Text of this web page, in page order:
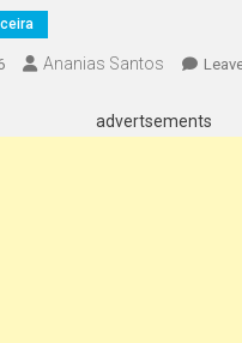
Ananias Santos
advertsements